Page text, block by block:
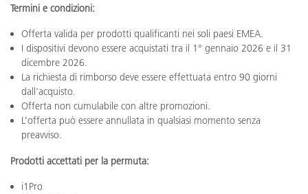
Termini e condizioni:
Offerta valida per prodotti qualificanti nei soli paesi EMEA.
I dispositivi devono essere acquistati tra il 1° gennaio 2026 e il 31
dicembre 2026.
La richiesta di rimborso deve essere effettuata entro 90 giorni
dall'acquisto.
Offerta non cumulabile con altre promozioni.
L’offerta può essere annullata in qualsiasi momento senza
preavviso.
Prodotti accettati per la permuta:
i1Pro